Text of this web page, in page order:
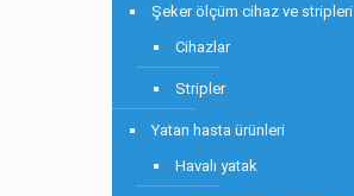
Şeker ölçüm cihaz ve stripleri
Cihazlar
Stripler
Yatan hasta ürünleri
Havalı yatak